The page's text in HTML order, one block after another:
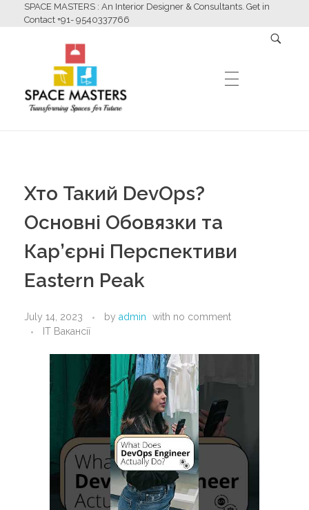
SPACE MASTERS : An Interior Designer & Consultants. Get in
Contact +91- 9540337766
Space Masters
Interior Designer & Consultants
ABOUT US
SERVICES
DESIGN CONSULTANCY
TURNKEY SERVICES
PORTFOLIO
CONTACT US
Хто Такий DevOps?
Основні Обовязки та
Кар’єрні Перспективи
Eastern Peak
July 14, 2023 by admin with no comment
IT Вакансії